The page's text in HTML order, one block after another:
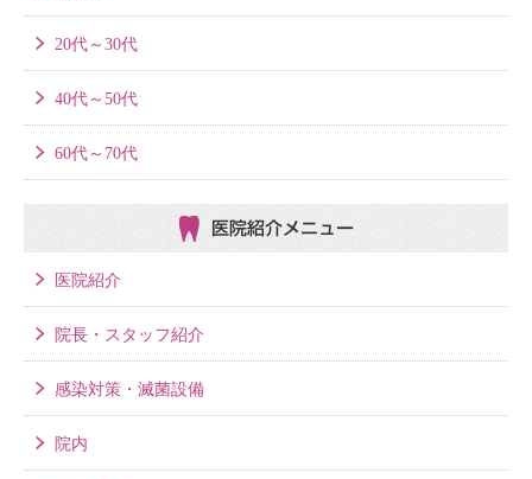
20代～30代
40代～50代
60代～70代
医院紹介メニュー
医院紹介
院長・スタッフ紹介
感染対策・滅菌設備
院内